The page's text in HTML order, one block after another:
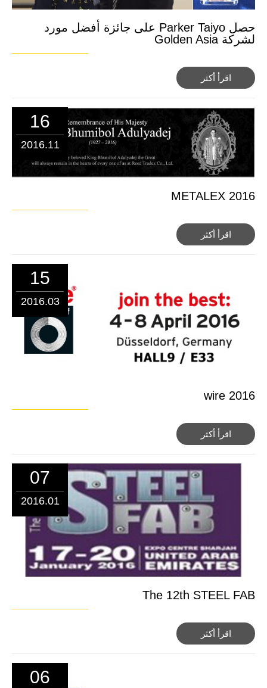
حصل Parker Taiyo على جائزة أفضل مورد
لشركة Golden Asia
اقرأ أكثر
16
2016.11
METALEX 2016
اقرأ أكثر
15
2016.03
wire 2016
اقرأ أكثر
07
2016.01
The 12th STEEL FAB
اقرأ أكثر
06